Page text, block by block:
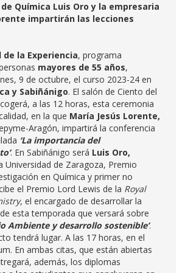
Química Luis Oro y la empresaria
impartirán las lecciones
de la Experiencia, programa
mayores de 55 años,
9 de octubre, el curso 2023-24 en
y Sabiñánigo. El salón de Ciento del
a las 12 horas, esta ceremonia
en la que María Jesús Lorente,
Aragón, impartirá la conferencia
‘La importancia del
. En Sabiñánigo será Luis Oro,
Universidad de Zaragoza, Premio
en Química y primer no
el Premio Lord Lewis de la Royal
, el encargado de desarrollar la
esta temporada que versará sobre
Ambiente y desarrollo sostenible’.
tendrá lugar. A las 17 horas, en el
En ambas citas, que están abiertas
además, los diplomas